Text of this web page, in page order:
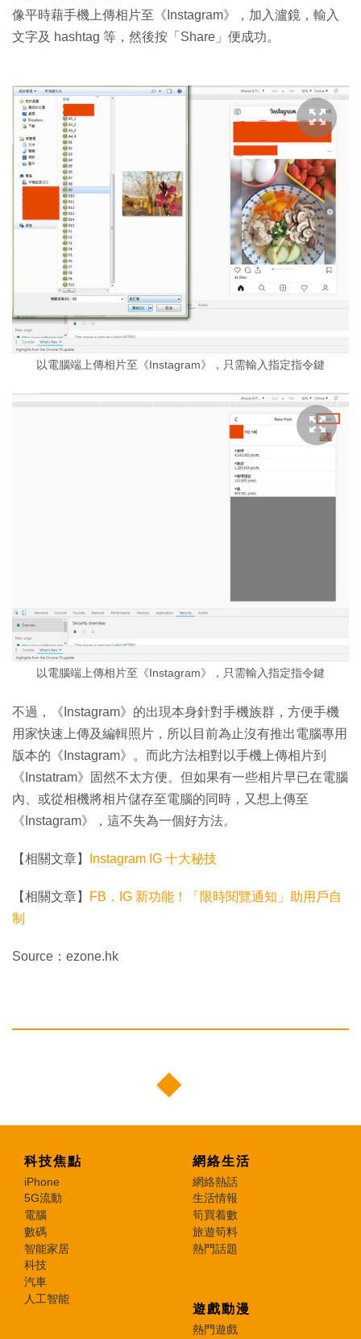
像平時藉手機上傳相片至《Instagram》，加入瀘鏡，輸入
文字及 hashtag 等，然後按「Share」便成功。
以電腦端上傳相片至《Instagram》，只需輸入指定指令鍵
以電腦端上傳相片至《Instagram》，只需輸入指定指令鍵
不過，《Instagram》的出現本身針對手機族群，方便手機
用家快速上傳及編輯照片，所以目前為止沒有推出電腦專用
版本的《Instagram》。而此方法相對以手機上傳相片到
《Instatram》固然不太方便。但如果有一些相片早已在電腦
內、或從相機將相片儲存至電腦的同時，又想上傳至
《Instagram》，這不失為一個好方法。
【相關文章】 Instagram IG 十大秘技
【相關文章】
FB．IG 新功能！「限時閱覽通知」助用戶自
制
Source：ezone.hk
科技焦點
iPhone
5G流動
電腦
數碼
智能家居
科技
汽車
人工智能
網絡生活
網絡熱話
生活情報
筍買着數
旅遊筍料
熱門話題
遊戲動漫
熱門遊戲